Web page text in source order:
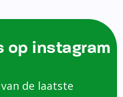
op instagram
de laatste